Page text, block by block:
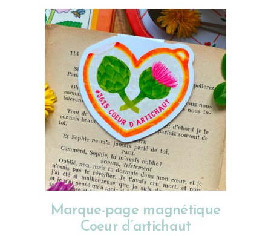
AJOUTER AU PANIER
Marque-page magnétique
Coeur d’artichaut